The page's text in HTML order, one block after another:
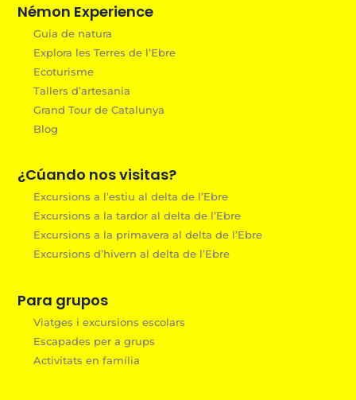
Némon Experience
Guia de natura
Explora les Terres de l’Ebre
Ecoturisme
Tallers d’artesania
Grand Tour de Catalunya
Blog
¿Cúando nos visitas?
Excursions a l’estiu al delta de l’Ebre
Excursions a la tardor al delta de l’Ebre
Excursions a la primavera al delta de l’Ebre
Excursions d’hivern al delta de l’Ebre
Para grupos
Viatges i excursions escolars
Escapades per a grups
Activitats en família